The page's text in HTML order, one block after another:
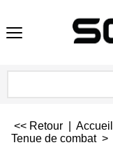
<< Retour Accueil
Tenue de combat>